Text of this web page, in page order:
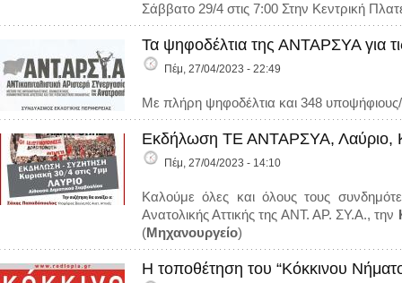
Σάββατο 29/4 στις 7:00 Στην Κεντρική
Τα ψηφοδέλτια της ΑΝΤΑΡΣΥΑ για
Πέμ, 27/04/2023 - 22:49
Με πλήρη ψηφοδέλτια και 348
Εκδήλωση ΤΕ ΑΝΤΑΡΣΥΑ, Λαύριο,
Πέμ, 27/04/2023 - 14:10
Καλούμε όλες και όλους τους
Ανατολικής Αττικής της ΑΝΤ. ΑΡ. ΣΥ.Α., την
(Μηχανουργείο)
Η τοποθέτηση του “Κόκκινου